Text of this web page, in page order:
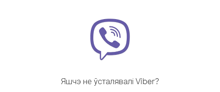
Яшчэ не ўсталявалі Viber?